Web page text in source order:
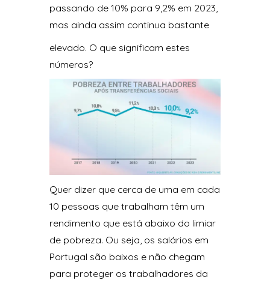
passando de 10% para 9,2% em 2023,
mas ainda assim continua bastante
elevado. O que significam estes
números?
Quer dizer que cerca de uma em cada
10 pessoas que trabalham têm um
rendimento que está abaixo do limiar
de pobreza. Ou seja, os salários em
Portugal são baixos e não chegam
para proteger os trabalhadores da